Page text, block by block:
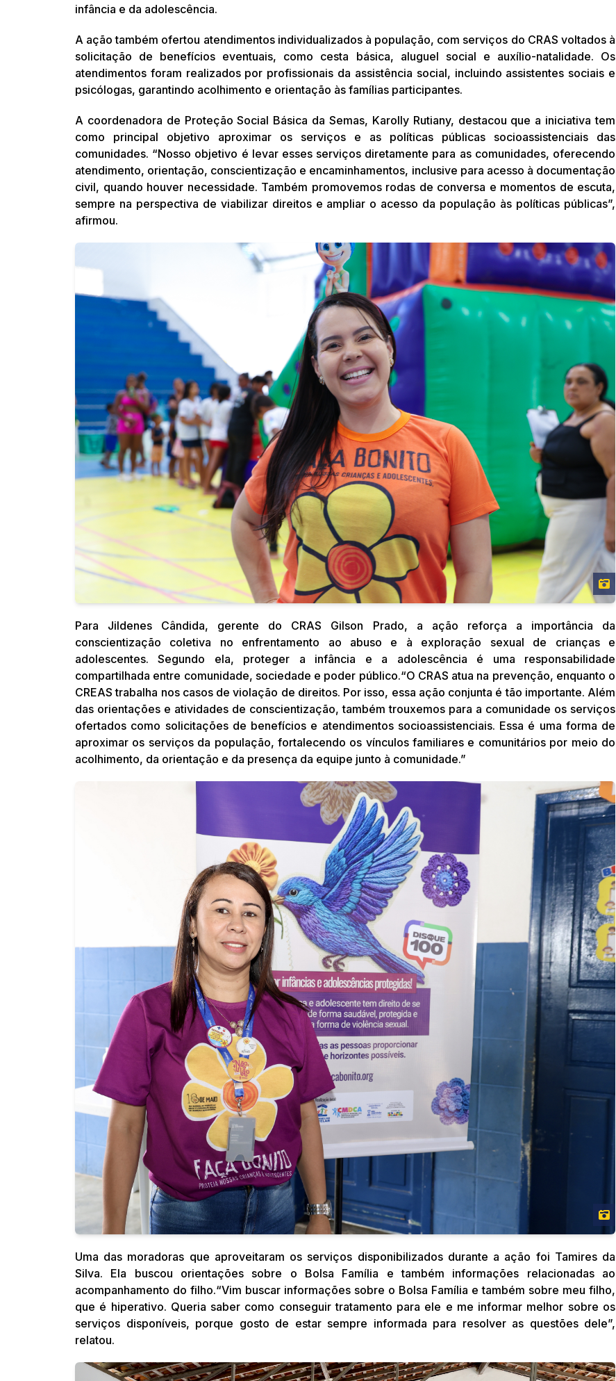
infância e da adolescência.
A ação também ofertou atendimentos individualizados à população, com serviços do CRAS voltados à
solicitação de benefícios eventuais, como cesta básica, aluguel social e auxílio-natalidade. Os
atendimentos foram realizados por profissionais da assistência social, incluindo assistentes sociais e
psicólogas, garantindo acolhimento e orientação às famílias participantes.
A coordenadora de Proteção Social Básica da Semas, Karolly Rutiany, destacou que a iniciativa tem
como principal objetivo aproximar os serviços e as políticas públicas socioassistenciais das
comunidades. “Nosso objetivo é levar esses serviços diretamente para as comunidades, oferecendo
atendimento, orientação, conscientização e encaminhamentos, inclusive para acesso à documentação
civil, quando houver necessidade. Também promovemos rodas de conversa e momentos de escuta,
sempre na perspectiva de viabilizar direitos e ampliar o acesso da população às políticas públicas”,
afirmou.
Para Jildenes Cândida, gerente do CRAS Gilson Prado, a ação reforça a importância da
conscientização coletiva no enfrentamento ao abuso e à exploração sexual de crianças e
adolescentes. Segundo ela, proteger a infância e a adolescência é uma responsabilidade
compartilhada entre comunidade, sociedade e poder público.“O CRAS atua na prevenção, enquanto o
CREAS trabalha nos casos de violação de direitos. Por isso, essa ação conjunta é tão importante. Além
das orientações e atividades de conscientização, também trouxemos para a comunidade os serviços
ofertados como solicitações de benefícios e atendimentos socioassistenciais. Essa é uma forma de
aproximar os serviços da população, fortalecendo os vínculos familiares e comunitários por meio do
acolhimento, da orientação e da presença da equipe junto à comunidade.”
Uma das moradoras que aproveitaram os serviços disponibilizados durante a ação foi Tamires da
Silva. Ela buscou orientações sobre o Bolsa Família e também informações relacionadas ao
acompanhamento do filho.“Vim buscar informações sobre o Bolsa Família e também sobre meu filho,
que é hiperativo. Queria saber como conseguir tratamento para ele e me informar melhor sobre os
serviços disponíveis, porque gosto de estar sempre informada para resolver as questões dele”,
relatou.